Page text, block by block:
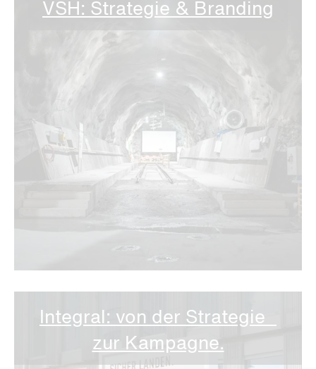
VSH: Strategie & Branding
Integral: von der Strategie
zur Kampagne.